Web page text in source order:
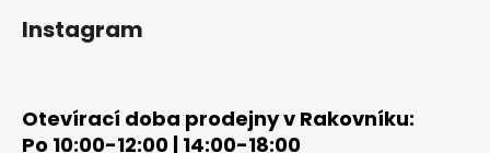
Instagram
Otevírací doba prodejny v Rakovníku:
Po 10:00-12:00 | 14:00-18:00